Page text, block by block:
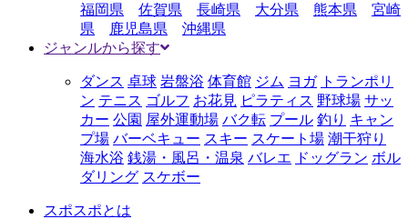
福岡県 佐賀県 長崎県 大分県 熊本県
宮崎
県
鹿児島県
沖縄県
ジャンルから探す
ダンス 卓球 岩盤浴 体育館 ジム ヨガ トランポリ
ン テニス ゴルフ お花見 ピラティス 野球場 サッ
カー 公園 屋外運動場 バク転 プール 釣り キャン
プ場 バーベキュー スキー スケート場 潮干狩り
海水浴 銭湯・風呂・温泉 バレエ ドッグラン ボル
ダリング スケボー
スポスポとは